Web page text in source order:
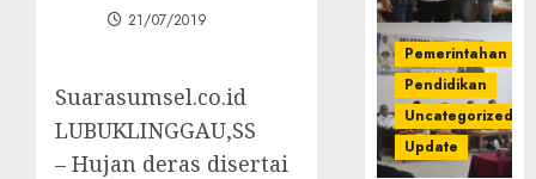
21/07/2019
Suarasumsel.co.id
LUBUKLINGGAU,SS
– Hujan deras disertai
Pemerintahan
Pendidikan
Uncategorized
Update